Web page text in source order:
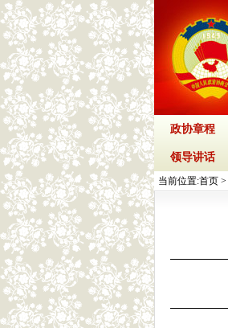
政协章程
领导讲话
当前位置:首页 >